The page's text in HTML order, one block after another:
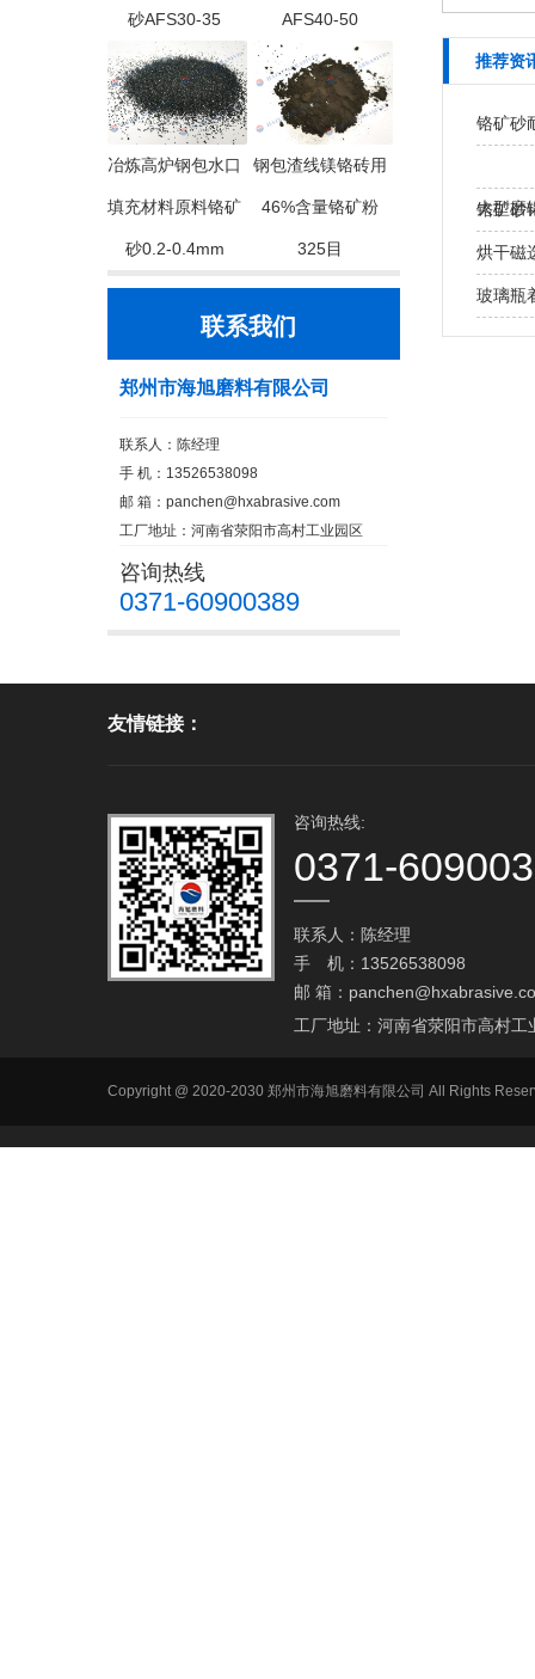
砂AFS30-35 AFS40-50
冶炼高炉钢包水口
填充材料原料铬矿
砂0.2-0.4mm
钢包渣线镁铬砖用
46%含量铬矿粉
325目
联系我们
郑州市海旭磨料有限公司
联系人：陈经理
手 机：13526538098
邮 箱： panchen@hxabrasive.com
工厂地址：河南省荥阳市高村工业园区
咨询热线
0371-60900389
推荐资
铬矿砂
大型磨
处？
铬矿砂
烘干磁
玻璃瓶
友情链接：
咨询热线:
0371-
联系人：陈经理
手 机：13526538098
邮 箱：
工厂地址：河南省荥阳市高村工
Copyright @ 2020-2030 郑州市海旭磨料有限公司 All Rights